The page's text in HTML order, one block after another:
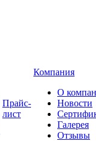
Прайс-
лист
Компания
О
Новости
Галерея
Отзывы